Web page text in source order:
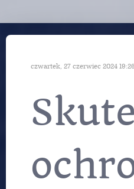
czwartek, 27 czerwiec 2024 19:26